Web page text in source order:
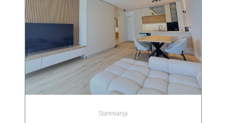
Stanovanja